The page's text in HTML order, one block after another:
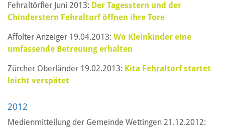
Fehraltörfler Juni 2013: Der Tagesstern und der
Chinderstern Fehraltorf öffnen ihre Tore
Affolter Anzeiger 19.04.2013: Wo Kleinkinder eine
umfassende Betreuung erhalten
Zürcher Oberländer 19.02.2013: Kita Fehraltorf startet
leicht verspätet
2012
Medienmitteilung der Gemeinde Wettingen 21.12.2012: